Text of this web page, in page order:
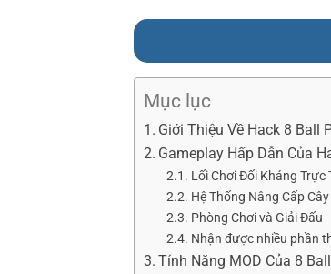
Mục lục
Giới Thiệu Về Hack 8 Ball
Gameplay Hấp Dẫn Của
Lối Chơi Đối Kháng Trực
Hệ Thống Nâng Cấp Cây
Phòng Chơi và Giải Đấu
Nhận được nhiều phần
Tính Năng MOD Của 8